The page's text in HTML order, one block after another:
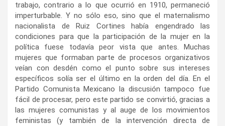
trabajo, contrario a lo que ocurrió en 1910, permaneció
imperturbable. Y no sólo eso, sino que el maternalismo
nacionalista de Ruiz Cortines había engendrado las
condiciones para que la participación de la mujer en la
política fuese todavía peor vista que antes. Muchas
mujeres que formaban parte de procesos organizativos
veían con desdén como el punto sobre sus intereses
específicos solía ser el último en la orden del día. En el
Partido Comunista Mexicano la discusión tampoco fue
fácil de procesar, pero este partido se convirtió, gracias a
las mujeres comunistas y al auge de los movimientos
feministas (y también de la intervención directa de